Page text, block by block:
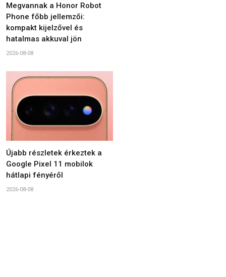
Megvannak a Honor Robot
Phone főbb jellemzői:
kompakt kijelzővel és
hatalmas akkuval jön
2026-08-08
Újabb részletek érkeztek a
Google Pixel 11 mobilok
hátlapi fényéről
2026-08-08